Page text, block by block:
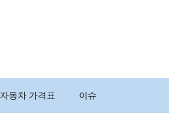
자동차 가격표 이슈